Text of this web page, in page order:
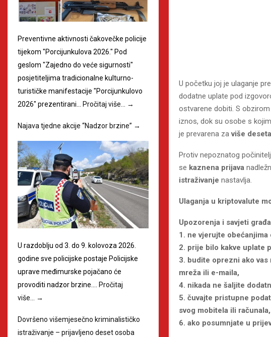
U početku joj je ulaganje
dodatne uplate pod
ostvarene dobiti. S
iznos, dok su osobe s
je prevarena zaviše
Protiv nepoznatog
se kaznena prijava
istraživanje nastavlja.
Ulaganja u kriptovalute
Upozorenja i savjeti
1. ne vjerujte
2. prije bilo kakve uplate
3. budite oprezni ako
mreža ili e-maila,
4. nikada ne šaljite
5. čuvajte pristupne
svog mobitela ili računala,
6. ako posumnjate u
Preventivne aktivnosti čakovečke policije
tijekom "Porcijunkulova 2026." Pod
geslom "Zajedno do veće sigurnosti"
posjetiteljima tradicionalne kulturno-
turističke manifestacije "Porcijunkulovo
2026" prezentirani… Pročitaj više… →
Najava tjedne akcije “Nadzor brzine” →
U razdoblju od 3. do 9. kolovoza 2026.
godine sve policijske postaje Policijske
uprave međimurske pojačano će
provoditi nadzor brzine.… Pročitaj
više…
→
Dovršeno višemjesečno kriminalističko
istraživanje – prijavljeno deset osoba